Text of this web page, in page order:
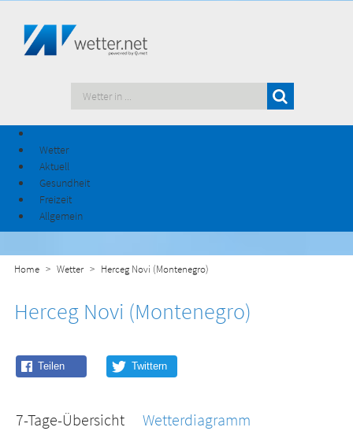
Wetter
Aktuell
Gesundheit
Freizeit
Allgemein
Home Wetter Herceg Novi (Montenegro)
Herceg Novi (Montenegro)
7-Tage-Übersicht
Wetterdiagramm